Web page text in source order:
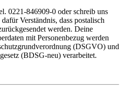
0221-846909-0 oder schreib uns
Verständnis, dass postalisch
werden. Deine
mit Personenbezug werden
(DSGVO) und
(BDSG-neu) verarbeitet.